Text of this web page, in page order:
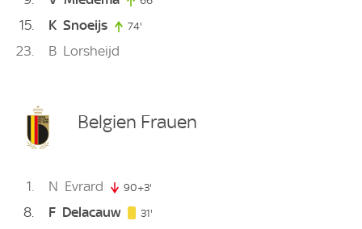
15 K Snoeijs 74'
23 B Lorsheijd
Belgien Frauen
1 N Evrard 90+3'
8 F Delacauw 31'